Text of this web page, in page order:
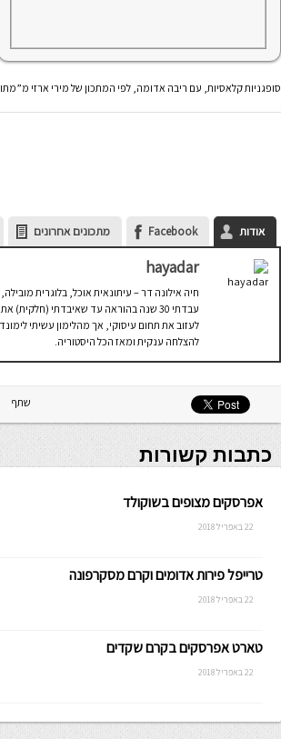
סופגניות קלאסיות, עם ריבה אדומה, לפי המתכון של מירי ארזי
אודות Facebook מתכונים אחרונים
hayadar
חיה אילונה דר – עיתונאית אוכל, בלוגרית
עבדתי 30 שנה בהוראה עד שאיבדתי
לעזוב את תחום עיסוקי, אך מהלימון עשיתי
להצלחה ענקית ומאז הכל היסטוריה.
שתף
כתבות קשורות
אפרסקים מצופים בשוקולד
22 באפריל 2018
טרייפל פירות אדומים וקרם מסקרפונה
22 באפריל 2018
טארט אפרסקים בקרם שקדים
22 באפריל 2018